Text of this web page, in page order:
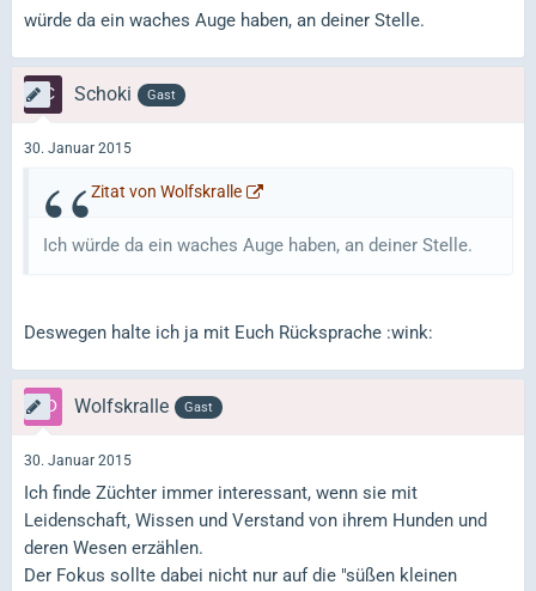
würde da ein waches Auge haben, an deiner Stelle.
Schoki Gast
30. Januar 2015
Zitat von Wolfskralle
Ich würde da ein waches Auge haben, an deiner Stelle.
Deswegen halte ich ja mit Euch Rücksprache :wink:
Wolfskralle Gast
30. Januar 2015
Ich finde Züchter immer interessant, wenn sie mit
Leidenschaft, Wissen und Verstand von ihrem Hunden und
deren Wesen erzählen.
Der Fokus sollte dabei nicht nur auf die "süßen kleinen